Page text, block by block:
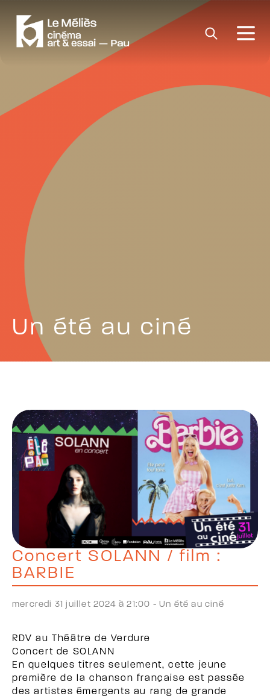
Un été au ciné
Concert SOLANN / film :
BARBIE
mercredi 31 juillet 2024 à 21:00 - Un été au ciné
RDV au Théâtre de Verdure
Concert de SOLANN
En quelques titres seulement, cette jeune
première de la chanson française est passée
des artistes émergents au rang de grande